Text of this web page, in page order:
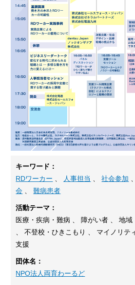
キーワード：
RDワーカー
人事担当 、社会参加
会 、難病患者
活動テーマ：
医療・疾病・難病 、 障がい者 、 地域
、 不登校・ひきこもり 、 マイノリテ
支援
団体名：
NPO法人両育わーるど